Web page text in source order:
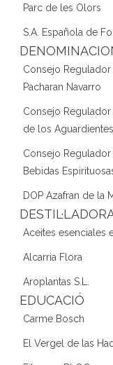
Parc de les Olors
S.A. Española de
Consejo
Pacharan Navarro
Consejo
de los
Consejo
Bebidas
DOP Azafran de la
Aceites esenciales
Alcarria Flora
Aroplantas S.L.
EDUCACIÓ
Carme Bosch
El Vergel de las